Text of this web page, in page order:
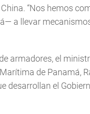
“Nos hemos
a llevar
armadores, el
de Panamá,
desarrollan el